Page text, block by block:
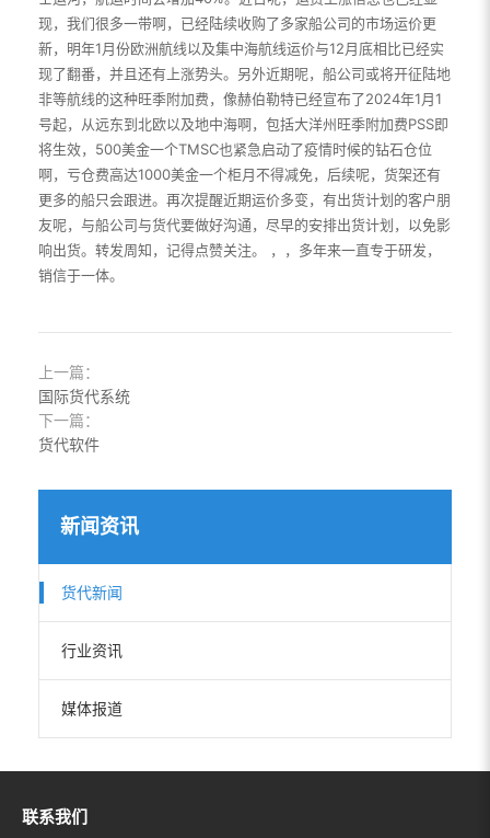
新闻资讯
货代新闻
行业资讯
媒体报道
现，我们很多一带啊，已经陆续收购了多家船公司的市场运价更
新，明年1月份欧洲航线以及集中海航线运价与12月底相比已经实
现了翻番，并且还有上涨势头。另外近期呢，船公司或将开征陆地
非等航线的这种旺季附加费，像赫伯勒特已经宣布了2024年1月1
号起，从远东到北欧以及地中海啊，包括大洋州旺季附加费PSS即
将生效，500美金一个TMSC也紧急启动了疫情时候的钻石仓位
啊，亏仓费高达1000美金一个柜月不得减免，后续呢，货架还有
更多的船只会跟进。再次提醒近期运价多变，有出货计划的客户朋
友呢，与船公司与货代要做好沟通，尽早的安排出货计划，以免影
响出货。转发周知，记得点赞关注。 ，，多年来一直专于研发，
销信于一体。
上一篇：
国际货代系统
下一篇：
货代软件
联系我们